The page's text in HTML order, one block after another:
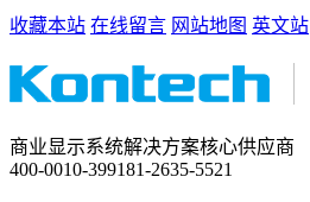
收藏本站 在线留言 网站地图 英文站
商业显示系统解决方案核心供应商
400-0010-399181-2635-5521